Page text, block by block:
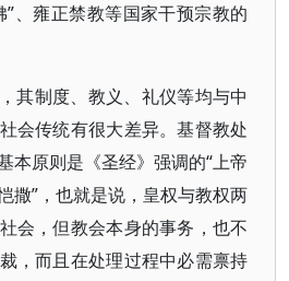
”、雍正禁教等国家干预宗教的
其制度、教义、礼仪等均与中
会传统有很大差异。基督教处
本原则是《圣经》强调的“上帝
撒”，也就是说，皇权与教权两
会，但教会本身的事务，也不
，而且在处理过程中必需禀持